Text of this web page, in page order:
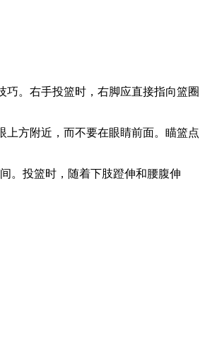
。右手投篮时，右脚应直接指向篮圈
上方附近，而不要在眼睛前面。瞄篮点
。投篮时，随着下肢蹬伸和腰腹伸